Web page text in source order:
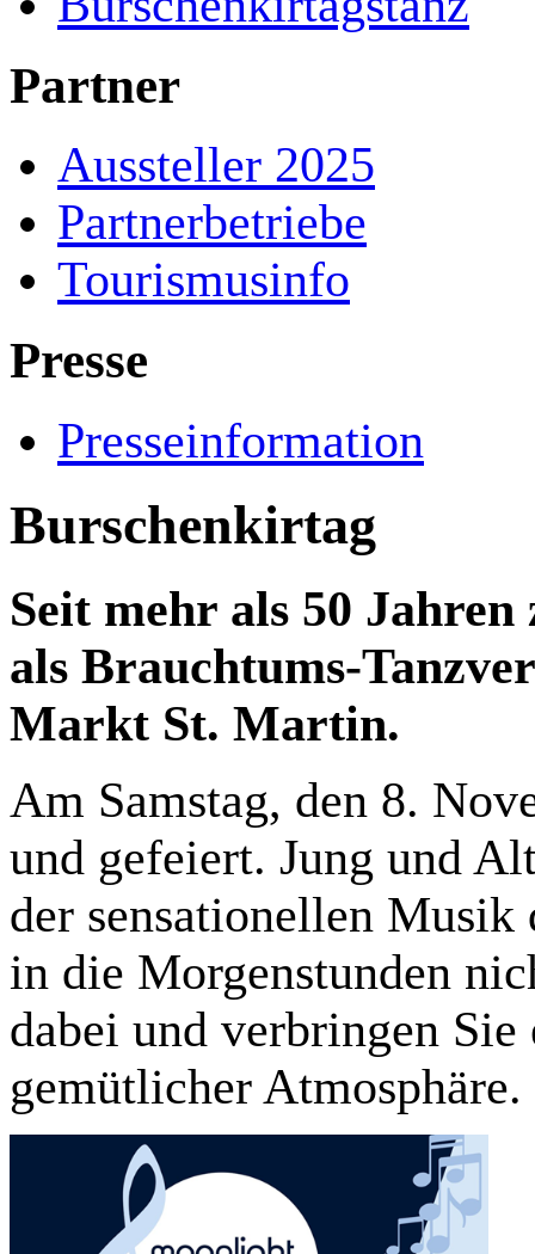
Partner
Aussteller 2025
Partnerbetriebe
Tourismusinfo
Presse
Presseinformation
Burschenkirtag
Seit mehr als 50
als Brauchtums-
Markt St. Martin.
Am Samstag, den 8.
und gefeiert. Jung und
der sensationellen
in die Morgenstunden
dabei und verbringen
gemütlicher Atmosphäre.